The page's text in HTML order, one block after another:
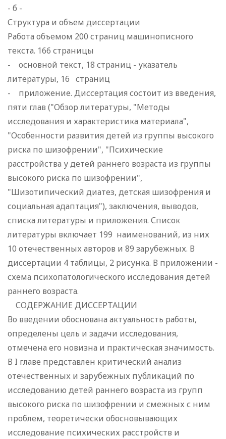
- б -
Структура и объем диссертации
Работа объемом 200 страниц машинописного
текста. 166 страницы
- основной текст, 18 страниц - указатель
литературы, 16 страниц
- приложение. Диссертация состоит из введения,
пяти глав ("Обзор литературы, "Методы
исследования и характеристика материала",
"Особенности развития детей из группы высокого
риска по шизофрении", "Психические
расстройства у детей раннего возраста из группы
высокого риска по шизофрении",
"Шизотипический диатез, детская шизофрения и
социальная адаптация"), заключения, выводов,
списка литературы и приложения. Список
литературы включает 199 наименований, из них
10 отечественных авторов и 89 зарубежных. В
диссертации 4 таблицы, 2 рисунка. В приложении -
схема психопатологического исследования детей
раннего возраста.
СОДЕРЖАНИЕ ДИССЕРТАЦИИ
Во введении обоснована актуальность работы,
определены цель и задачи исследования,
отмечена его новизна и практическая значимость.
В I главе представлен критический анализ
отечественных и зарубежных публикаций по
исследованию детей раннего возраста из групп
высокого риска по шизофрении и смежных с ним
проблем, теоретически обосновывающих
исследование психических расстройств и